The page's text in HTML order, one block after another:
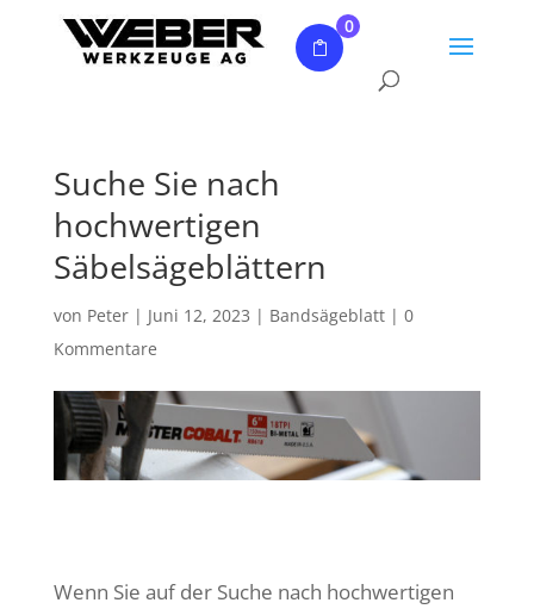
0
Suche Sie nach
hochwertigen
Säbelsägeblättern
von Peter| Juni 12, 2023 | Bandsägeblatt| 0
Kommentare
Wenn Sie auf der Suche nach hochwertigen